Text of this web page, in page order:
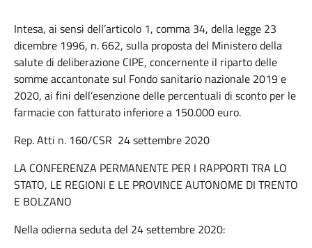
Intesa, ai sensi dell’articolo 1, comma 34, della legge 23
dicembre 1996, n. 662, sulla proposta del Ministero della
salute di deliberazione CIPE, concernente il riparto delle
somme accantonate sul Fondo sanitario nazionale 2019 e
2020, ai fini dell’esenzione delle percentuali di sconto per le
farmacie con fatturato inferiore a 150.000 euro.
Rep. Atti n. 160/CSR 24 settembre 2020
LA CONFERENZA PERMANENTE PER I RAPPORTI TRA LO
STATO, LE REGIONI E LE PROVINCE AUTONOME DI TRENTO
E BOLZANO
Nella odierna seduta del 24 settembre 2020: